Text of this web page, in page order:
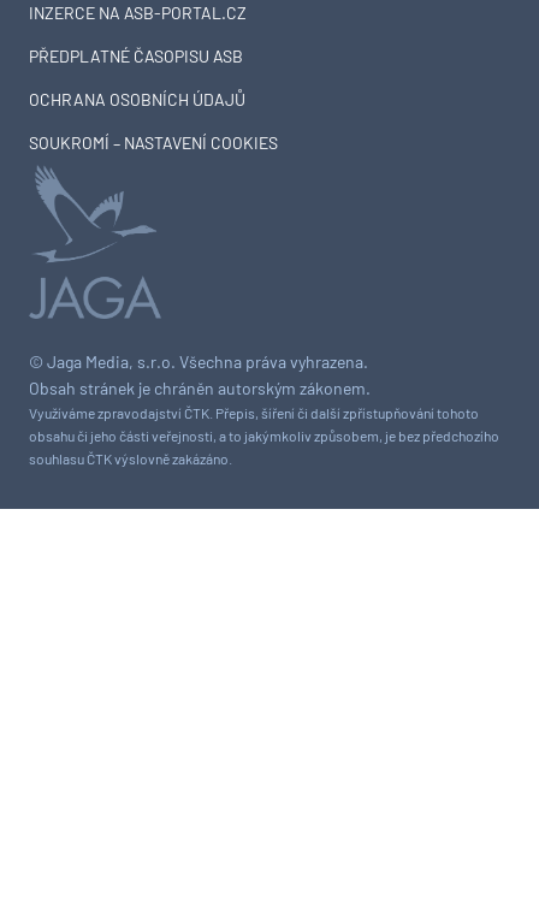
© Jaga Media, s.r.o. Všechna práva vyhrazena.
Obsah stránek je chráněn autorským zákonem.
Využíváme zpravodajství ČTK. Přepis, šíření či další zpřístupňování tohoto
obsahu či jeho části veřejnosti, a to jakýmkoliv způsobem, je bez předchozího
souhlasu ČTK výslovně zakázáno.
INZERCE NA ASB-PORTAL.CZ
PŘEDPLATNÉ ČASOPISU ASB
OCHRANA OSOBNÍCH ÚDAJŮ
SOUKROMÍ – NASTAVENÍ COOKIES